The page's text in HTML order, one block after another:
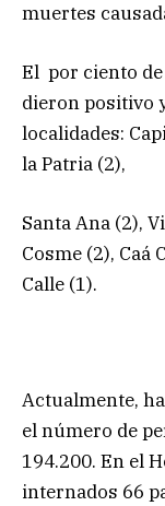
muertes
El por ciento
dieron positivo
localidades:
la Patria (2),
Santa Ana (2),
Cosme (2), Caá
Calle (1).
Actualmente,
el número de
194.200. En el
internados 66